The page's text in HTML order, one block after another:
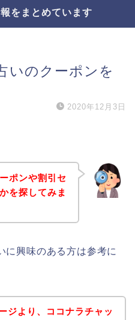
をまとめています
いのクーポンを
2020年12月3日
ポンや割引セ
を探してみま
に興味のある方は参考に
ジより、ココナラチャッ